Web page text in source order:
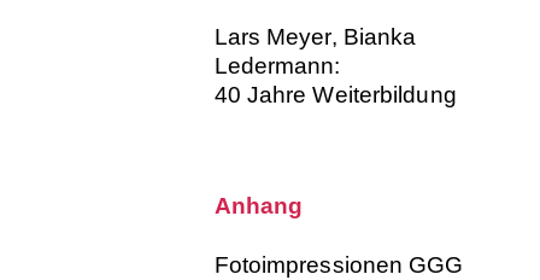
Lars Meyer, Bianka
Ledermann:
40 Jahre Weiterbildung
Anhang
Fotoimpressionen GGG